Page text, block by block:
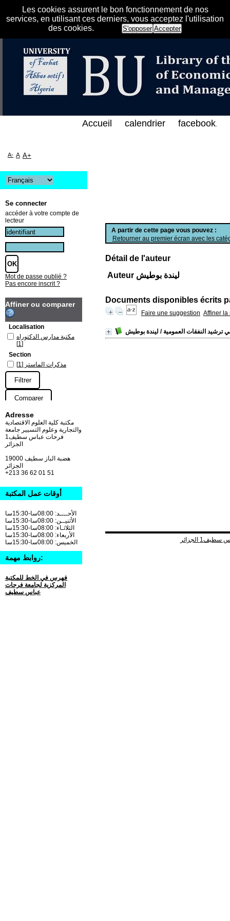
Les cookies assurent le bon fonctionnement de nos
services, en utilisant ces derniers, vous acceptez l'utilisation
des cookies.
S'opposer Accepter
الفهرس الإلكتروني على الخط المباشر لمكتبة كلية
A partir de cette page vous pouvez :
Retourner au premier écran avec les
Détail de l'auteur
Auteur ليندة بوطيش
Documents disponibles écrits
Faire une suggestion Affiner la
ترشيد النفقات العمومية / ليندة بوطيش
Accueil calendrier facebook.
A- A A+
Se connecter
accéder à votre compte de
lecteur
Mot de passe oublié ?
Pas encore inscrit ?
Affiner ou comparer
Localisation
مكتبة مدارس الدكتوراه
[1]
Section
مذكرات الماستر [1]
Adresse
مكتبة كلية العلوم الاقتصادية
والتجارية وعلوم التسيير جامعة
فرحات عباس سطيف1
الجزائر
19000 هضبة الباز سطيف
+213 36 62 01 51
أوقات عمل المكتبة
الأحــــد: 08:00سا-15:30سا
الأثنيــن: 08:00سا-15:30سا
الثلاثـاء: 08:00سا-15:30سا
الأربعاء: 08:00سا-15:30سا
الخميس: 08:00سا-15:30سا
روابط مهمة:
فهرس في الخط للمكتبة
المركزية لجامعة فرحات
عباس سطيف